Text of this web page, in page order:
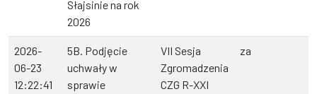
Słajsinie na rok
2026
2026-
06-23
12:22:41
5B. Podjęcie
uchwały w
sprawie
VII Sesja
Zgromadzenia
CZG R-XXI
za